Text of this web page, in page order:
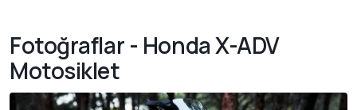
Fotoğraflar - Honda X-ADV
Motosiklet